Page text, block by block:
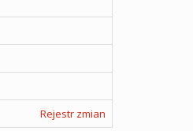
Rejestr zmian